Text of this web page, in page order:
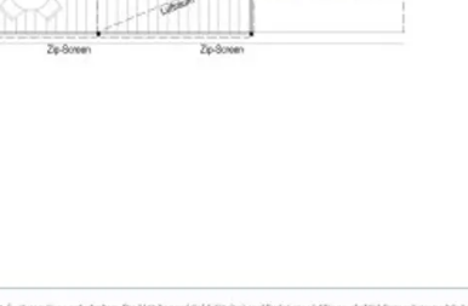
damit neue Direktanbindung in den grünen Prater